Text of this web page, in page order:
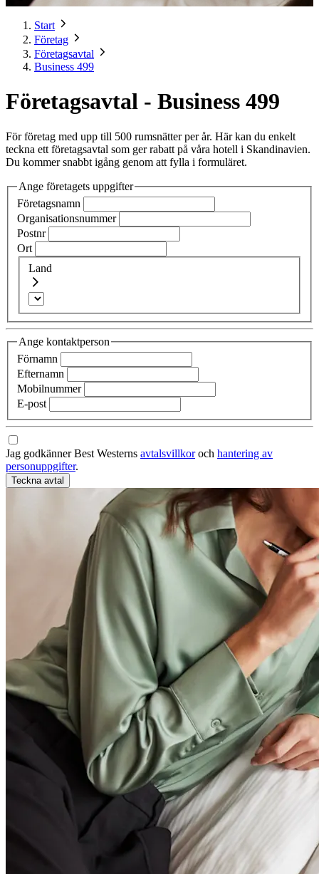
Start
Företag
Företagsavtal
Business 499
Företagsavtal - Business 499
För företag med upp till 500 rumsnätter per år. Här kan du enkelt
teckna ett företagsavtal som ger rabatt på våra hotell i Skandinavien.
Du kommer snabbt igång genom att fylla i formuläret.
Ange företagets uppgifter
Företagsnamn
Organisationsnummer
Postnr
Ort
Land
Ange kontaktperson
Förnamn
Efternamn
Mobilnummer
E-post
Jag godkänner Best Westerns avtalsvillkoroch hantering av
personuppgifter.
Teckna avtal